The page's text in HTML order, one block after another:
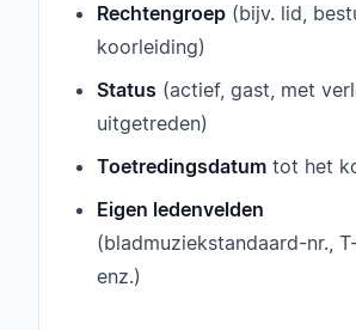
Rechtengroep (bijv. lid,
koorleiding)
Status (actief, gast, met
uitgetreden)
Toetredingsdatum tot het
Eigen ledenvelden
(bladmuziekstandaard-nr.,
enz.)